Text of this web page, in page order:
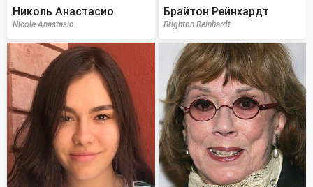
Николь Анастасио
Nicole Anastasio
Брайтон Рейнхардт
Brighton Reinhardt